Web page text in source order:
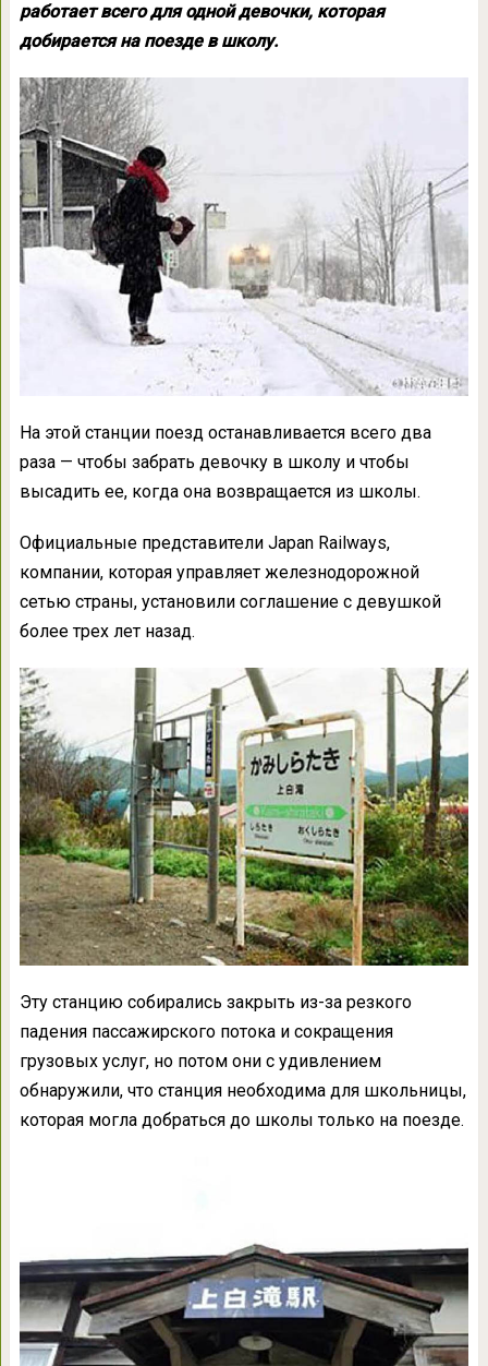
работает всего для одной девочки, которая
добирается на поезде в школу.
На этой станции поезд останавливается всего два
раза — чтобы забрать девочку в школу и чтобы
высадить ее, когда она возвращается из школы.
Официальные представители Japan Railways,
компании, которая управляет железнодорожной
сетью страны, установили соглашение с девушкой
более трех лет назад.
Эту станцию собирались закрыть из-за резкого
падения пассажирского потока и сокращения
грузовых услуг, но потом они с удивлением
обнаружили, что станция необходима для школьницы,
которая могла добраться до школы только на поезде.